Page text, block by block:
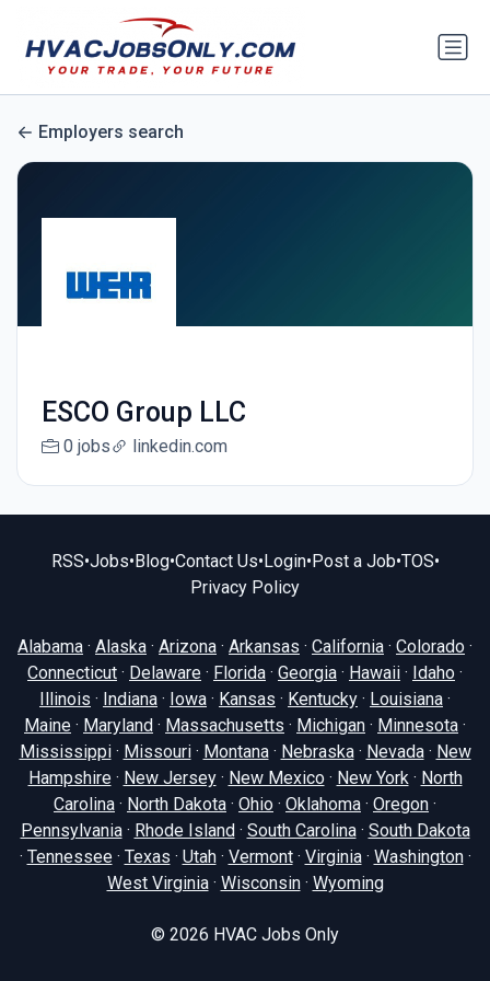
Employers search
ESCO Group LLC
0 jobs linkedin.com
RSS•Jobs•Blog•Contact Us•Login•Post a Job•TOS•
Privacy Policy
Alabama · Alaska · Arizona · Arkansas · California · Colorado ·
Connecticut · Delaware · Florida · Georgia · Hawaii · Idaho ·
Illinois · Indiana · Iowa · Kansas · Kentucky · Louisiana ·
Maine · Maryland · Massachusetts · Michigan · Minnesota ·
Mississippi· Missouri· Montana· Nebraska· Nevada· New
Hampshire· New Jersey· New Mexico· New York· North
Carolina · North Dakota · Ohio · Oklahoma · Oregon ·
Pennsylvania· Rhode Island · South Carolina· South Dakota
· Tennessee· Texas · Utah· Vermont· Virginia· Washington·
West Virginia· Wisconsin· Wyoming
© 2026 HVAC Jobs Only